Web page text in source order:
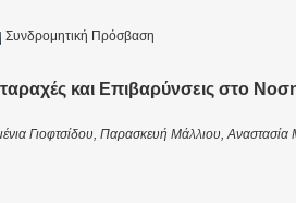
Συνδρομητική Πρόσβαση
και Επιβαρύνσεις στο
Γιοφτσίδου, Παρασκευή Μάλλιου, Αναστασία